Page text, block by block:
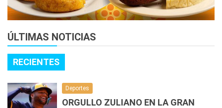
ÚLTIMAS NOTICIAS
RECIENTES
Deportes
ORGULLO ZULIANO EN LA GRAN